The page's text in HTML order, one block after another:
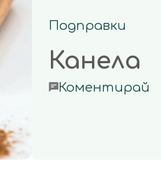
Подправки
Канела
Коментирай